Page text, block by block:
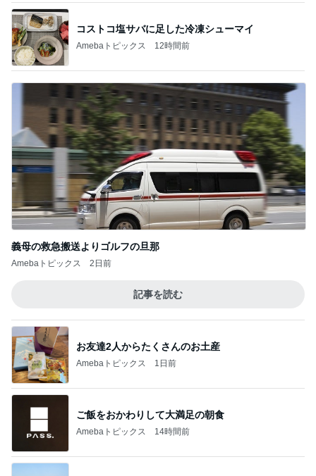
コストコ塩サバに足した冷凍シューマイ
Amebaトピックス 12時間前
義母の救急搬送よりゴルフの旦那
Amebaトピックス 2日前
記事を読む
お友達2人からたくさんのお土産
Amebaトピックス 1日前
ご飯をおかわりして大満足の朝食
Amebaトピックス 14時間前